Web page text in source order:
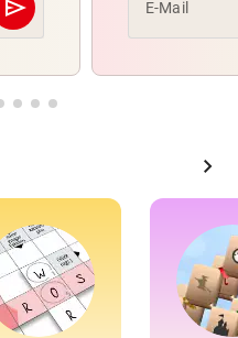
send
Abschicken E-Mail
chevron_right